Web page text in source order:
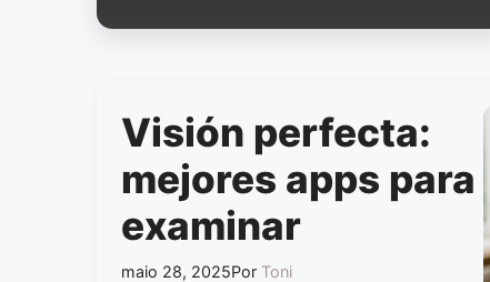
Visión perfecta:
mejores apps para
examinar
maio 28, 2025Por Toni